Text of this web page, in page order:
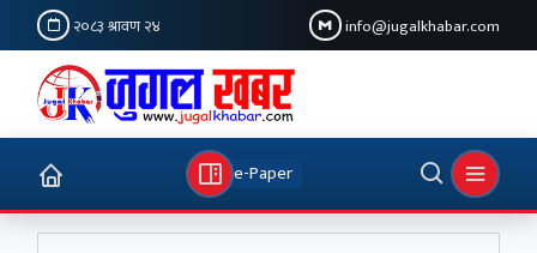
२०८३ श्रावण २४ info@jugalkhabar.com
e-Paper